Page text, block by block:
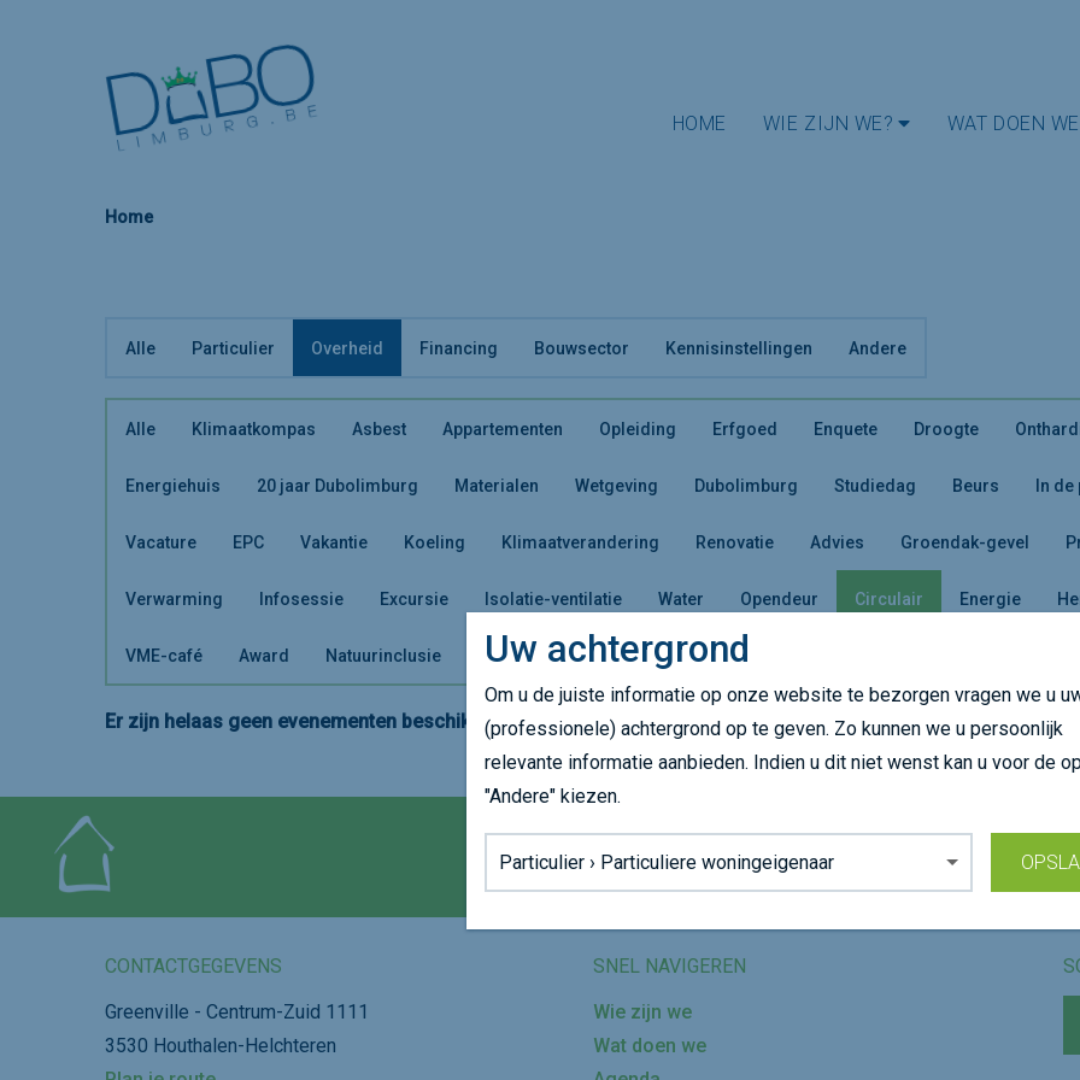
HOME WIE ZIJN WE? WAT DOEN
Home
Alle Particulier Overheid Financing Bouwsector Kennisinstellingen Andere
Alle Klimaatkompas Asbest Appartementen Opleiding Erfgoed Enquete Droogte
Energiehuis 20 jaar Dubolimburg Materialen Wetgeving Dubolimburg Studiedag Beurs In
Vacature EPC Vakantie Koeling Klimaatverandering Renovatie Advies Groendak-gevel
Verwarming Infosessie Excursie Isolatie-ventilatie Water Opendeur Circulair Energie
VME-café Award Natuurinclusie
Er zijn helaas geen evenementen beschikbaar. Kies een andere doelgroep of kom later terug!
Volg ons op
CONTACTGEGEVENS
Greenville - Centrum-Zuid 1111
3530 Houthalen-Helchteren
SNEL NAVIGEREN
Wie zijn we
Wat doen we
Uw achtergrond
Om u de juiste informatie op onze website te bezorgen vragen we u
(professionele) achtergrond op te geven. Zo kunnen we u persoonlijk
relevante informatie aanbieden. Indien u dit niet wenst kan u voor de
"Andere" kiezen.
Achtergrond: